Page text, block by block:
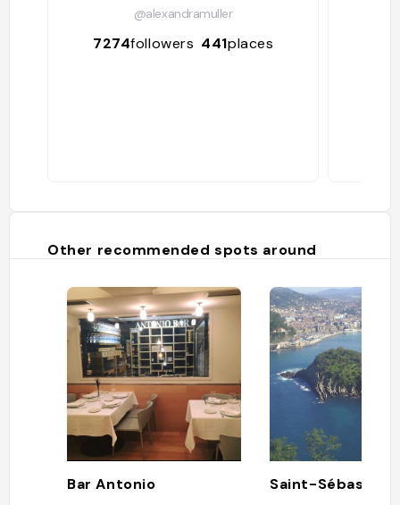
@alexandramuller
7274followers 441places
Other recommended spots around
Bar Antonio Saint-Sébastien